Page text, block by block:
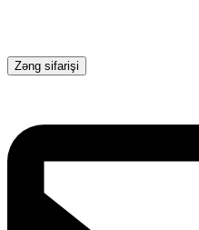
Zəng sifarişi